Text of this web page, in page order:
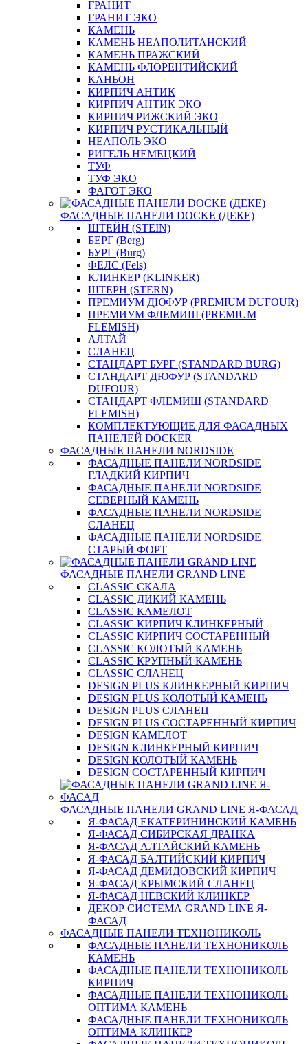
ГРАНИТ
ГРАНИТ ЭКО
КАМЕНЬ
КАМЕНЬ НЕАПОЛИТАНСКИЙ
КАМЕНЬ ПРАЖСКИЙ
КАМЕНЬ ФЛОРЕНТИЙСКИЙ
КАНЬОН
КИРПИЧ АНТИК
КИРПИЧ АНТИК ЭКО
КИРПИЧ РИЖСКИЙ ЭКО
КИРПИЧ РУСТИКАЛЬНЫЙ
НЕАПОЛЬ ЭКО
РИГЕЛЬ НЕМЕЦКИЙ
ТУФ
ТУФ ЭКО
ФАГОТ ЭКО
ФАСАДНЫЕ ПАНЕЛИ DOCKE (ДЕКЕ)
ШТЕЙН (STEIN)
БЕРГ (Berg)
БУРГ (Burg)
ФЕЛС (Fels)
КЛИНКЕР (KLINKER)
ШТЕРН (STERN)
ПРЕМИУМ ДЮФУР (PREMIUM DUFOUR)
ПРЕМИУМ ФЛЕМИШ (PREMIUM
FLEMISH)
АЛТАЙ
СЛАНЕЦ
СТАНДАРТ БУРГ (STANDARD BURG)
СТАНДАРТ ДЮФУР (STANDARD
DUFOUR)
СТАНДАРТ ФЛЕМИШ (STANDARD
FLEMISH)
КОМПЛЕКТУЮЩИЕ ДЛЯ ФАСАДНЫХ
ПАНЕЛЕЙ DOCKER
ФАСАДНЫЕ ПАНЕЛИ NORDSIDE
ФАСАДНЫЕ ПАНЕЛИ NORDSIDE
ГЛАДКИЙ КИРПИЧ
ФАСАДНЫЕ ПАНЕЛИ NORDSIDE
СЕВЕРНЫЙ КАМЕНЬ
ФАСАДНЫЕ ПАНЕЛИ NORDSIDE
СЛАНЕЦ
ФАСАДНЫЕ ПАНЕЛИ NORDSIDE
СТАРЫЙ ФОРТ
ФАСАДНЫЕ ПАНЕЛИ GRAND LINE
CLASSIC СКАЛА
CLASSIC ДИКИЙ КАМЕНЬ
CLASSIC КАМЕЛОТ
CLASSIC КИРПИЧ КЛИНКЕРНЫЙ
CLASSIC КИРПИЧ СОСТАРЕННЫЙ
CLASSIC КОЛОТЫЙ КАМЕНЬ
CLASSIC КРУПНЫЙ КАМЕНЬ
CLASSIC СЛАНЕЦ
DESIGN PLUS КЛИНКЕРНЫЙ КИРПИЧ
DESIGN PLUS КОЛОТЫЙ КАМЕНЬ
DESIGN PLUS СЛАНЕЦ
DESIGN PLUS СОСТАРЕННЫЙ КИРПИЧ
DESIGN КАМЕЛОТ
DESIGN КЛИНКЕРНЫЙ КИРПИЧ
DESIGN КОЛОТЫЙ КАМЕНЬ
DESIGN СОСТАРЕННЫЙ КИРПИЧ
ФАСАДНЫЕ ПАНЕЛИ GRAND LINE Я-ФАСАД
Я-ФАСАД ЕКАТЕРИНИНСКИЙ КАМЕНЬ
Я-ФАСАД СИБИРСКАЯ ДРАНКА
Я-ФАСАД АЛТАЙСКИЙ КАМЕНЬ
Я-ФАСАД БАЛТИЙСКИЙ КИРПИЧ
Я-ФАСАД ДЕМИДОВСКИЙ КИРПИЧ
Я-ФАСАД КРЫМСКИЙ СЛАНЕЦ
Я-ФАСАД НЕВСКИЙ КЛИНКЕР
ДЕКОР СИСТЕМА GRAND LINE Я-
ФАСАД
ФАСАДНЫЕ ПАНЕЛИ ТЕХНОНИКОЛЬ
ФАСАДНЫЕ ПАНЕЛИ ТЕХНОНИКОЛЬ
КАМЕНЬ
ФАСАДНЫЕ ПАНЕЛИ ТЕХНОНИКОЛЬ
КИРПИЧ
ФАСАДНЫЕ ПАНЕЛИ ТЕХНОНИКОЛЬ
ОПТИМА КАМЕНЬ
ФАСАДНЫЕ ПАНЕЛИ ТЕХНОНИКОЛЬ
ОПТИМА КЛИНКЕР